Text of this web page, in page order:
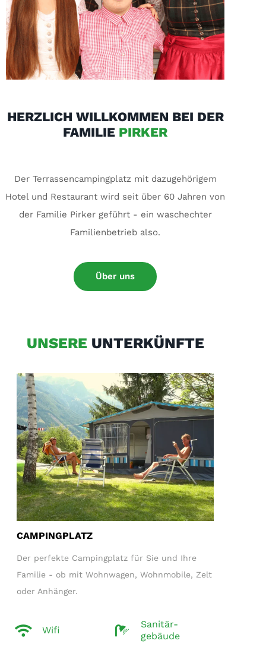
HERZLICH WILLKOMMEN BEI DER
FAMILIE PIRKER
Der Terrassencampingplatz mit dazugehörigem
Hotel und Restaurant wird seit über 60 Jahren von
der Familie Pirker geführt - ein waschechter
Familienbetrieb also.
Über uns
UNSEREUNTERKÜNFTE
CAMPINGPLATZ
Der perfekte Campingplatz für Sie und Ihre
Familie - ob mit Wohnwagen, Wohnmobile, Zelt
oder Anhänger.
Wifi
Sanitär-
gebäude